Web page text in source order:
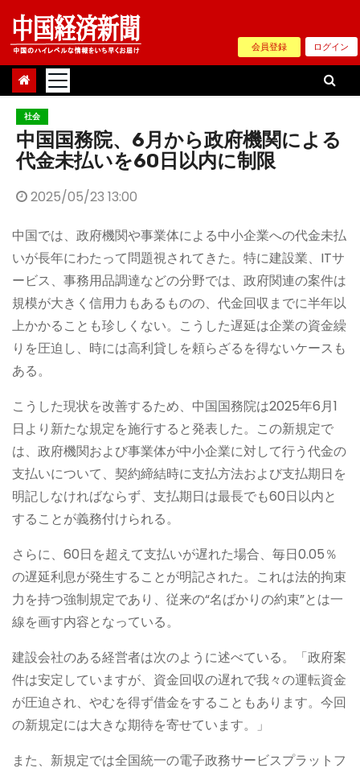
Skip
content
会員登録 ログイン
社会
中国国務院、6月から政府機関による
代金未払いを60日以内に制限
2025/05/23 13:00
中国では、政府機関や事業体による中小企業への代金未払
いが長年にわたって問題視されてきた。特に建設業、ITサ
ービス、事務用品調達などの分野では、政府関連の案件は
規模が大きく信用力もあるものの、代金回収までに半年以
上かかることも珍しくない。こうした遅延は企業の資金繰
りを圧迫し、時には高利貸しを頼らざるを得ないケースも
ある。
こうした現状を改善するため、中国国務院は2025年6月1
日より新たな規定を施行すると発表した。この新規定で
は、政府機関および事業体が中小企業に対して行う代金の
支払いについて、契約締結時に支払方法および支払期日を
明記しなければならず、支払期日は最長でも60日以内と
することが義務付けられる。
さらに、60日を超えて支払いが遅れた場合、毎日0.05％
の遅延利息が発生することが明記された。これは法的拘束
力を持つ強制規定であり、従来の“名ばかりの約束”とは一
線を画す内容となっている。
建設会社のある経営者は次のように述べている。「政府案
件は安定していますが、資金回収の遅れで我々の運転資金
が圧迫され、やむを得ず借金をすることもあります。今回
の新規定には大きな期待を寄せています。」
また、新規定では全国統一の電子政務サービスプラットフ